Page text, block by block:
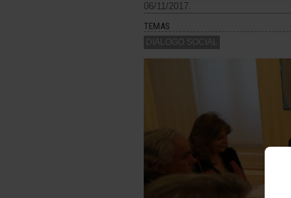
06/11/2017.
TEMAS
DIALOGO SOCIAL